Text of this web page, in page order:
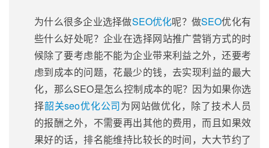
为什么很多企业选择做SEO优化呢？做SEO优化有
些什么好处呢？企业在选择网站推广营销方式的时
候除了要考虑能不能为企业带来利益之外，还要考
虑到成本的问题，花最少的钱，去实现利益的最大
化，那么SEO是怎么控制成本的呢？因为如果你选
择韶关seo优化公司为网站做优化，除了技术人员
的报酬之外，不需要再出其他的费用，而且如果效
果好的话，排名能维持比较长的时间，大大节约了